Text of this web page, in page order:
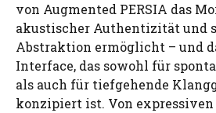
von Augmented PERSIA das
akustischer Authentizität und
Abstraktion ermöglicht – und
Interface, das sowohl für
als auch für tiefgehende
konzipiert ist. Von expressiven